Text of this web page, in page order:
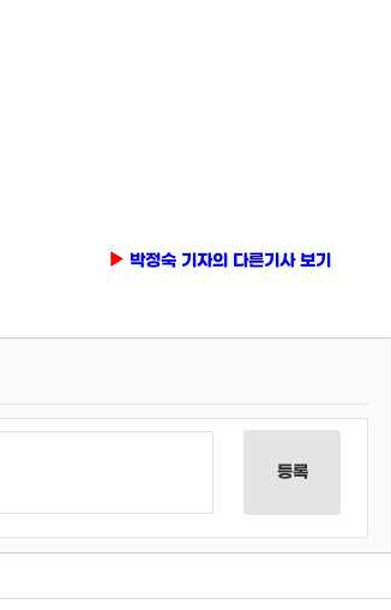
박정숙 기자의 다른기사 보기
등록